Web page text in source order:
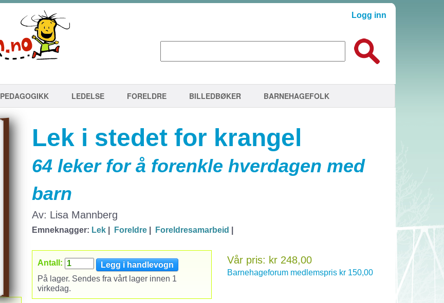
Logg inn
PEDAGOGIKK LEDELSE FORELDRE BILLEDBØKER BARNEHAGEFOLK
Lek i stedet for krangel
64 leker for å forenkle hverdagen med
barn
Av: Lisa Mannberg
Emneknagger: Lek Foreldre Foreldresamarbeid
Vår pris: kr 248,00
Barnehageforum medlemspris kr 150,00
Antall:
På lager. Sendes fra vårt lager innen 1
virkedag.